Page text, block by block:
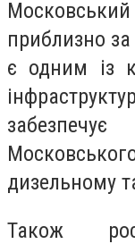
приблизно
є одним із
дизельному
Також